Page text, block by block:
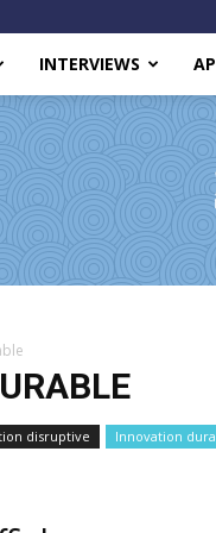
INTERVIEWS
disruptive Innovation